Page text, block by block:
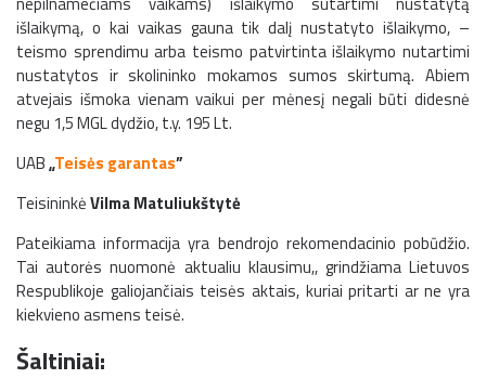
išlaikymą, o kai vaikas gauna tik dalį nustatyto išlaikymo, –
teismo sprendimu arba teismo patvirtinta išlaikymo nutartimi
nustatytos ir skolininko mokamos sumos skirtumą. Abiem
atvejais išmoka vienam vaikui per mėnesį negali būti didesnė
negu 1,5 MGL dydžio, t.y. 195 Lt.
UAB„Teisės garantas”
TeisininkėVilma Matuliukštytė
Pateikiama informacija yra bendrojo rekomendacinio pobūdžio.
Tai autorės nuomonė aktualiu klausimu,, grindžiama Lietuvos
Respublikoje galiojančiais teisės aktais, kuriai pritarti ar ne yra
kiekvieno asmens teisė.
Šaltiniai: